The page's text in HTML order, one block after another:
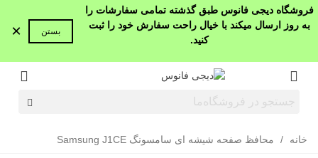
فروشگاه دیجی فانوس طبق گذشته تمامی سفارشات را
به روز ارسال میکند با خیال راحت سفارش خود را ثبت
کنید.
بستن ×
خانه / محافظ صفحه شیشه ای سامسونگ Samsung J1CE